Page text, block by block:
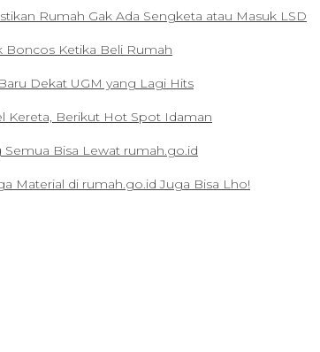
Rumah Gak Ada Sengketa atau Masuk LSD
Boncos Ketika Beli Rumah
Dekat UGM yang Lagi Hits
Kereta, Berikut Hot Spot Idaman
Bisa Lewat rumah.go.id
Material di rumah.go.id Juga Bisa Lho!